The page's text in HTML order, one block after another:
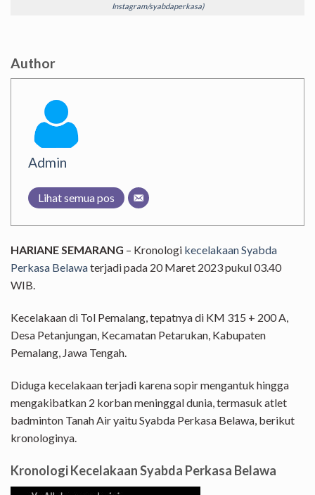
Instagram/syabdaperkasa)
Author
Admin
Lihat semua pos
HARIANE SEMARANG – Kronologi kecelakaanSyabda
Perkasa Belawaterjadi pada 20 Maret 2023 pukul 03.40
WIB.
Kecelakaan di Tol Pemalang, tepatnya di KM 315 + 200 A,
Desa Petanjungan, Kecamatan Petarukan, Kabupaten
Pemalang, Jawa Tengah.
Diduga kecelakaan terjadi karena sopir mengantuk hingga
mengakibatkan 2 korban meninggal dunia, termasuk atlet
badminton Tanah Air yaitu Syabda Perkasa Belawa, berikut
kronologinya.
Kronologi Kecelakaan Syabda Perkasa Belawa